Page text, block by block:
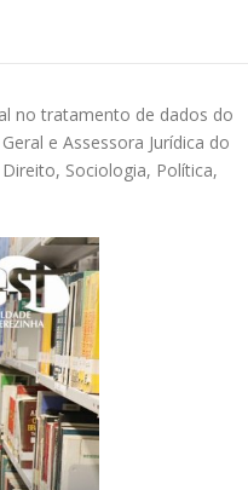
no tratamento de dados do
e Assessora Jurídica do
Sociologia, Política,